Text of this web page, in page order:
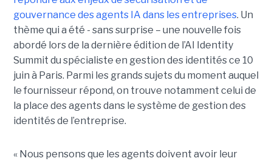
gouvernance des agents IA dans les entreprises. Un
thème qui a été - sans surprise – une nouvelle fois
abordé lors de la dernière édition de l’AI Identity
Summit du spécialiste en gestion des identités ce 10
juin à Paris. Parmi les grands sujets du moment auquel
le fournisseur répond, on trouve notamment celui de
la place des agents dans le système de gestion des
identités de l’entreprise.
« Nous pensons que les agents doivent avoir leur